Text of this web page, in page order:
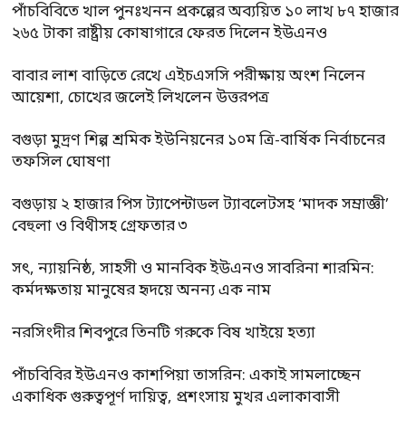
পাঁচবিবিতে খাল পুনঃখনন প্রকল্পের অব্যয়িত ১০ লাখ ৮৭ হাজার
২৬৫ টাকা রাষ্ট্রীয় কোষাগারে ফেরত দিলেন ইউএনও
বাবার লাশ বাড়িতে রেখে এইচএসসি পরীক্ষায় অংশ নিলেন
আয়েশা, চোখের জলেই লিখলেন উত্তরপত্র
বগুড়া মুদ্রণ শিল্প শ্রমিক ইউনিয়নের ১০ম ত্রি-বার্ষিক নির্বাচনের
তফসিল ঘোষণা
বগুড়ায় ২ হাজার পিস ট্যাপেন্টাডল ট্যাবলেটসহ ‘মাদক সম্রাজ্ঞী’
বেহুলা ও বিথীসহ গ্রেফতার ৩
সৎ, ন্যায়নিষ্ঠ, সাহসী ও মানবিক ইউএনও সাবরিনা শারমিন:
কর্মদক্ষতায় মানুষের হৃদয়ে অনন্য এক নাম
নরসিংদীর শিবপুরে তিনটি গরুকে বিষ খাইয়ে হত্যা
পাঁচবিবির ইউএনও কাশপিয়া তাসরিন: একাই সামলাচ্ছেন
একাধিক গুরুত্বপূর্ণ দায়িত্ব, প্রশংসায় মুখর এলাকাবাসী